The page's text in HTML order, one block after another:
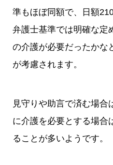
準もほぼ同額で、日額
弁護士基準では明確な定
の介護が必要だったかな
が考慮されます。
見守りや助言で済む場合
に介護を必要とする場合
ることが多いようです。